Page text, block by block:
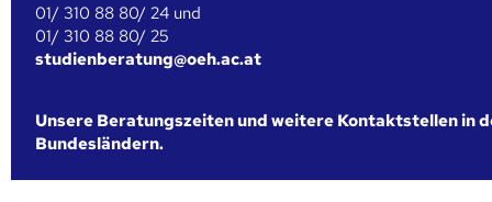
01/ 310 88 80/ 24 und
01/ 310 88 80/ 25
studienberatung@oeh.ac.at
Unsere Beratungszeiten und weitere Kontaktstellen in
Bundesländern.